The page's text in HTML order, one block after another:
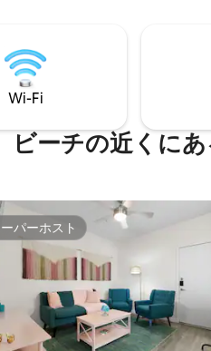
、グルメキッチン、全室にテレビ
、夕日の景色をお楽しみいただけ
ご家族やグループに最適です。
Wi-Fi
ビーチの近くに
パーホスト
パーホスト